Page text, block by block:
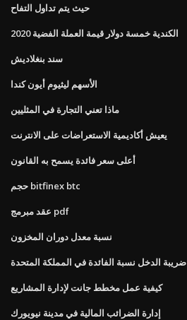
حيث يتم تداول التفاح
2020 الكندية خمسة دولار قيمة العملة الفضية
سند بنغلاديش
الأسهم ليثيوم أيون كندا
ماذا تعني التجارة في المثليين
يعيش أكاديمية الاستعراضات على الانترنت
أعلى سعر فائدة يسمح به القانون
حجم bitfinex btc
عقد مبرمج pdf
نسبة معدل دوران المخزون
ضريبة الدخل نسبة الفائدة في المملكة المتحدة
كيفية عمل مخطط جانت لإدارة المشاريع
إدارة الضرائب المالية في مدينة نيويورك